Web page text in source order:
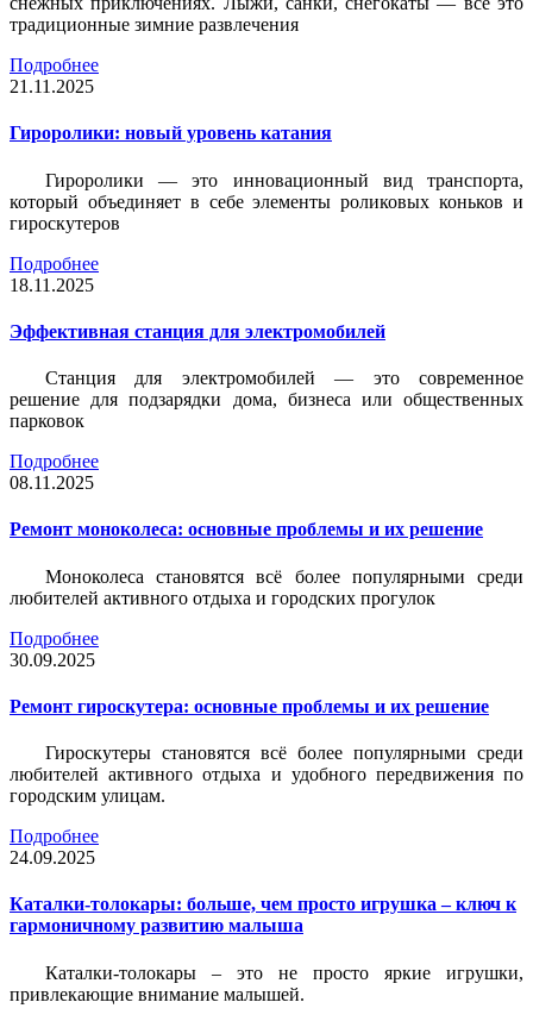
традиционные зимние развлечения
Подробнее
21.11.2025
Гироролики: новый уровень катания
Гироролики — это инновационный вид транспорта,
который объединяет в себе элементы роликовых коньков и
гироскутеров
Подробнее
18.11.2025
Эффективная станция для электромобилей
Станция для электромобилей — это современное
решение для подзарядки дома, бизнеса или общественных
парковок
Подробнее
08.11.2025
Ремонт моноколеса: основные проблемы и их решение
Моноколеса становятся всё более популярными среди
любителей активного отдыха и городских прогулок
Подробнее
30.09.2025
Ремонт гироскутера: основные проблемы и их решение
Гироскутеры становятся всё более популярными среди
любителей активного отдыха и удобного передвижения по
городским улицам.
Подробнее
24.09.2025
Каталки-толокары: больше, чем просто игрушка – ключ к
гармоничному развитию малыша
Каталки-толокары – это не просто яркие игрушки,
привлекающие внимание малышей.